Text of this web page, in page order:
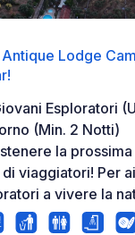
Lodge
Esploratori
(Min. 2 Notti)
la prossima
viaggiatori! Per
a vivere la
offriamo una tariffa